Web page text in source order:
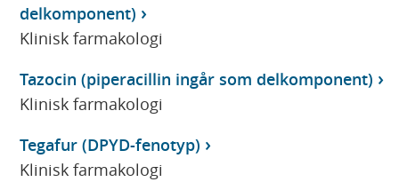
delkomponent)
Klinisk farmakologi
Tazocin (piperacillin ingår som delkomponent)
Klinisk farmakologi
Tegafur (DPYD-fenotyp)
Klinisk farmakologi